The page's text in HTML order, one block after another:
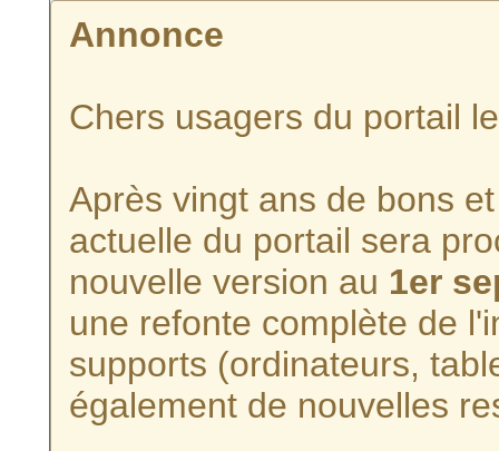
Annonce
Chers usagers du portail
Après vingt ans de bons
actuelle du portail sera
nouvelle version au 1er
une refonte complète de
supports (ordinateurs,
également de nouvelles